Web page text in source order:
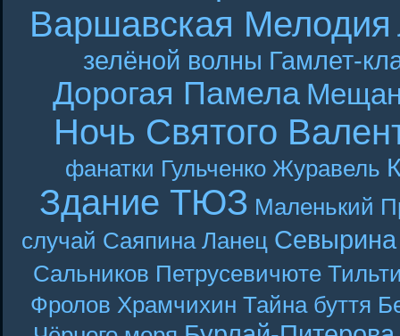
Варшавская Мелодия
зелёной волны Гамлет-
Дорогая Памела
Ночь Святого
фанатки Гульченко Журавель
Здание ТЮЗ Маленький
случай Саяпина Ланец Севырина
Сальников Петрусевичюте
Фролов Храмчихин Тайна буття